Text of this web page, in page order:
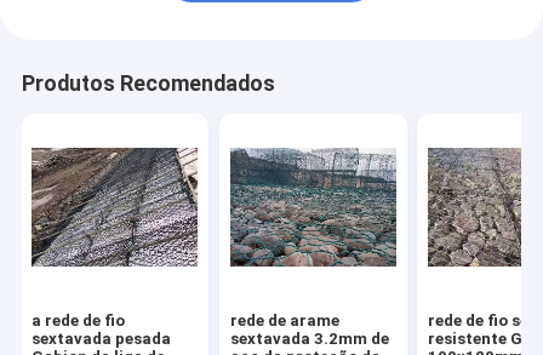
Produtos Recomendados
a rede de fio
sextavada pesada
rede de arame
sextavada 3.2mm de
rede de fio
resistente